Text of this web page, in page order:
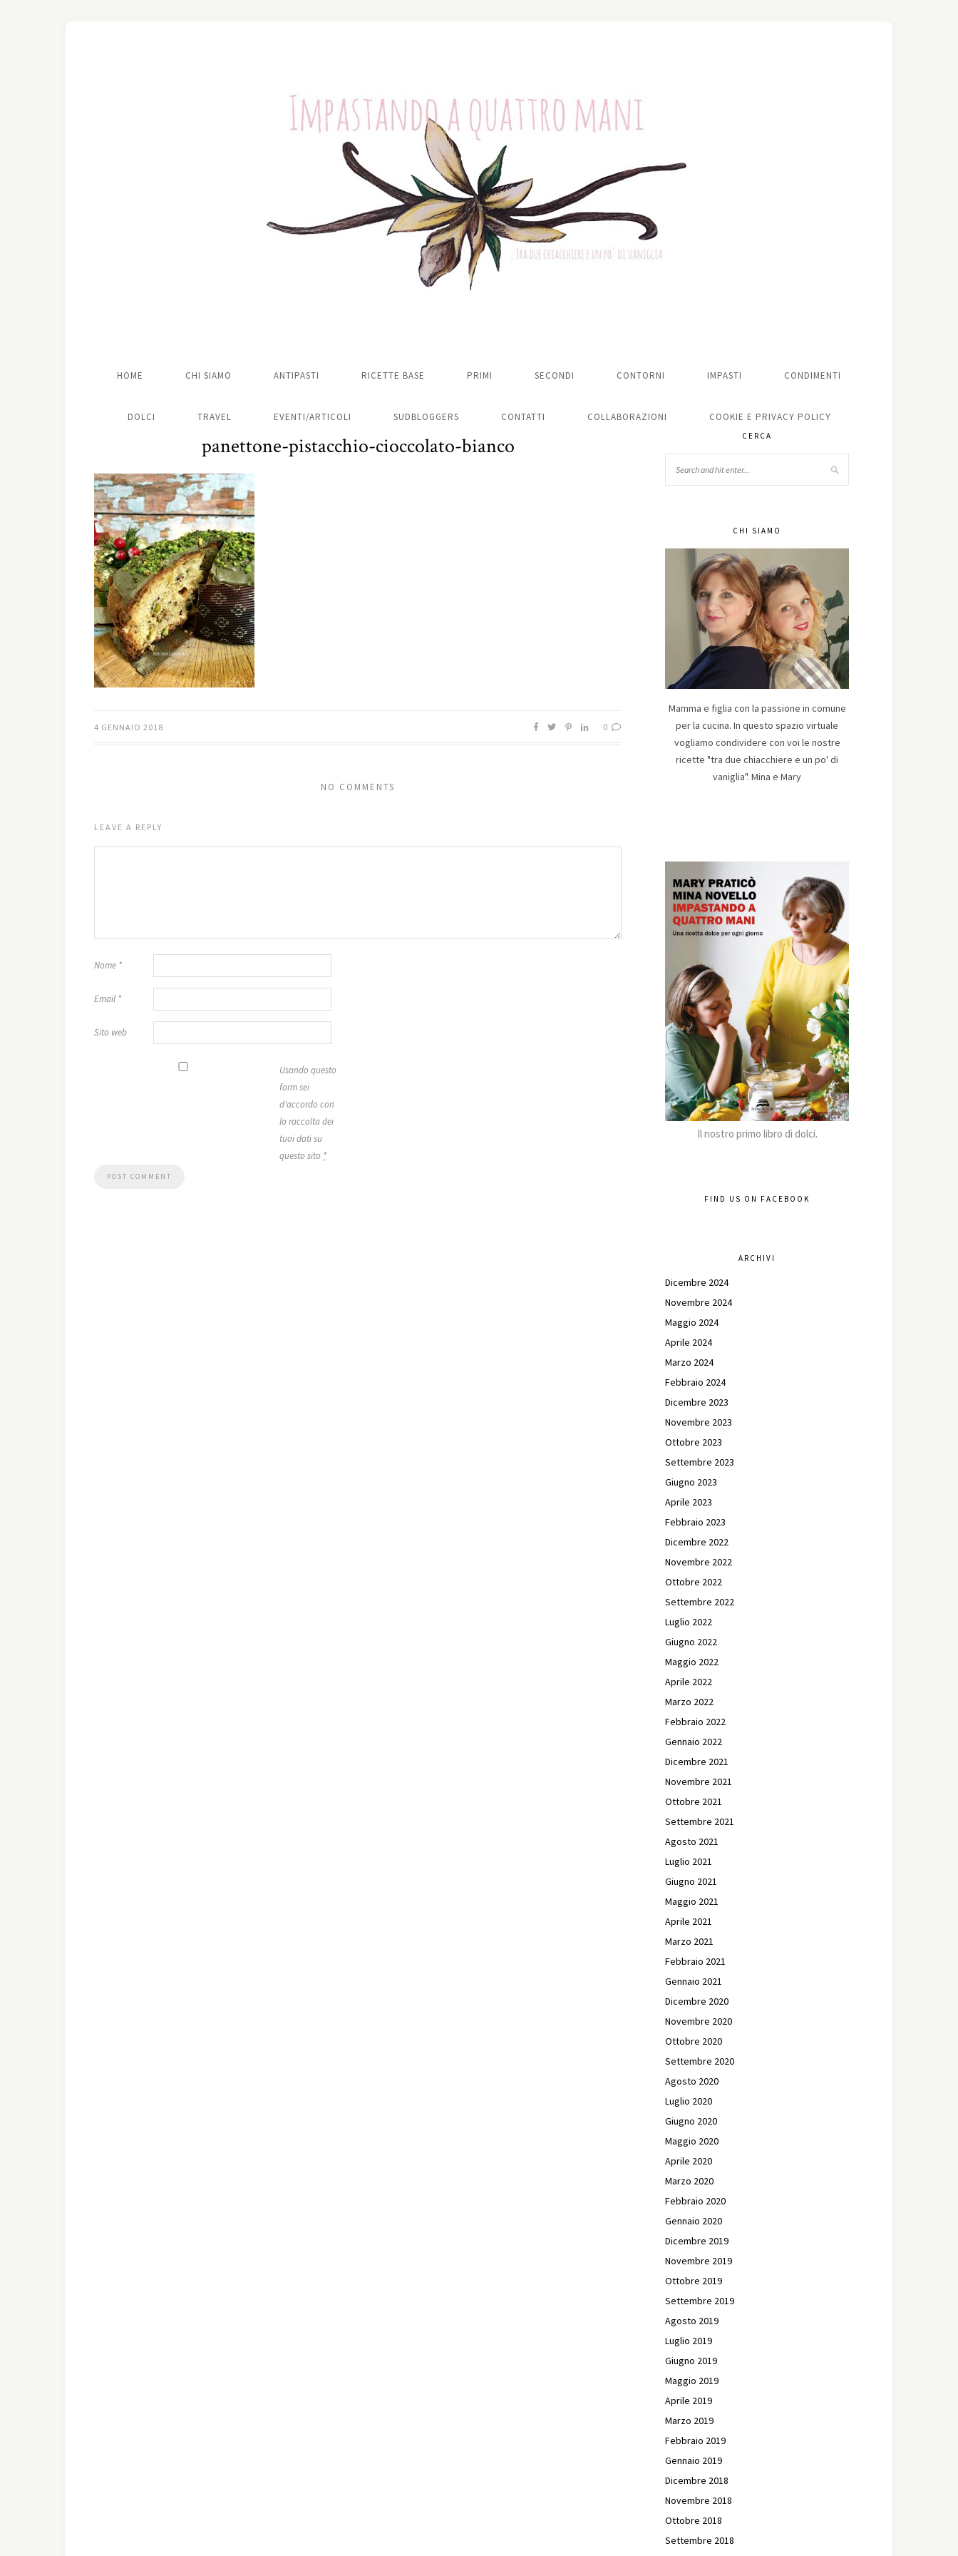
HOME CHI SIAMO ANTIPASTI RICETTE BASE PRIMI SECONDI CONTORNI IMPASTI CONDIMENTI
DOLCI TRAVEL EVENTI/ARTICOLI SUDBLOGGERS CONTATTI COLLABORAZIONI COOKIE E PRIVACY POLICY
panettone-pistacchio-cioccolato-bianco
4 GENNAIO 2018 0
NO COMMENTS
LEAVE A REPLY
Nome *
Email *
Sito web
Usando questo
form sei
d'accordo con
la raccolta dei
tuoi dati su
questo sito *
CERCA
CHI SIAMO
Mamma e figlia con la passione in comune
per la cucina. In questo spazio virtuale
vogliamo condividere con voi le nostre
ricette "tra due chiacchiere e un po' di
vaniglia". Mina e Mary
Il nostro primo libro di dolci.
FIND US ON FACEBOOK
ARCHIVI
Dicembre 2024
Novembre 2024
Maggio 2024
Aprile 2024
Marzo 2024
Febbraio 2024
Dicembre 2023
Novembre 2023
Ottobre 2023
Settembre 2023
Giugno 2023
Aprile 2023
Febbraio 2023
Dicembre 2022
Novembre 2022
Ottobre 2022
Settembre 2022
Luglio 2022
Giugno 2022
Maggio 2022
Aprile 2022
Marzo 2022
Febbraio 2022
Gennaio 2022
Dicembre 2021
Novembre 2021
Ottobre 2021
Settembre 2021
Agosto 2021
Luglio 2021
Giugno 2021
Maggio 2021
Aprile 2021
Marzo 2021
Febbraio 2021
Gennaio 2021
Dicembre 2020
Novembre 2020
Ottobre 2020
Settembre 2020
Agosto 2020
Luglio 2020
Giugno 2020
Maggio 2020
Aprile 2020
Marzo 2020
Febbraio 2020
Gennaio 2020
Dicembre 2019
Novembre 2019
Ottobre 2019
Settembre 2019
Agosto 2019
Luglio 2019
Giugno 2019
Maggio 2019
Aprile 2019
Marzo 2019
Febbraio 2019
Gennaio 2019
Dicembre 2018
Novembre 2018
Ottobre 2018
Settembre 2018